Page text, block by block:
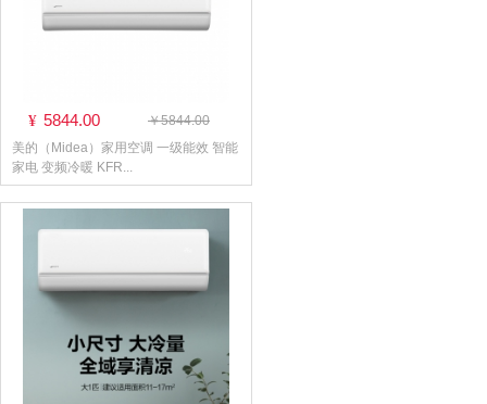
¥ 5844.00
￥5844.00
美的（Midea）家用空调 一级能效 智能
家电 变频冷暖 KFR...